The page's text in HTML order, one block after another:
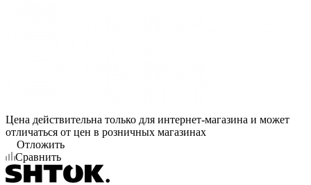
Цена действительна только для интернет-магазина и может
отличаться от цен в розничных магазинах
Отложить
Сравнить